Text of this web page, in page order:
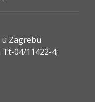
Zagrebu
Tt-04/11422-4;